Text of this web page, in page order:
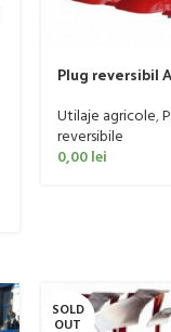
Plug reversibil
Utilaje agricole,
reversibile
0,00lei
SOLD
OUT